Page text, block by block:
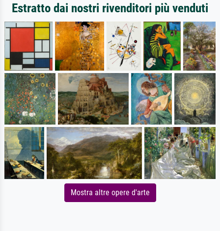
Estratto dai nostri rivenditori più venduti
Mostra altre opere d'arte